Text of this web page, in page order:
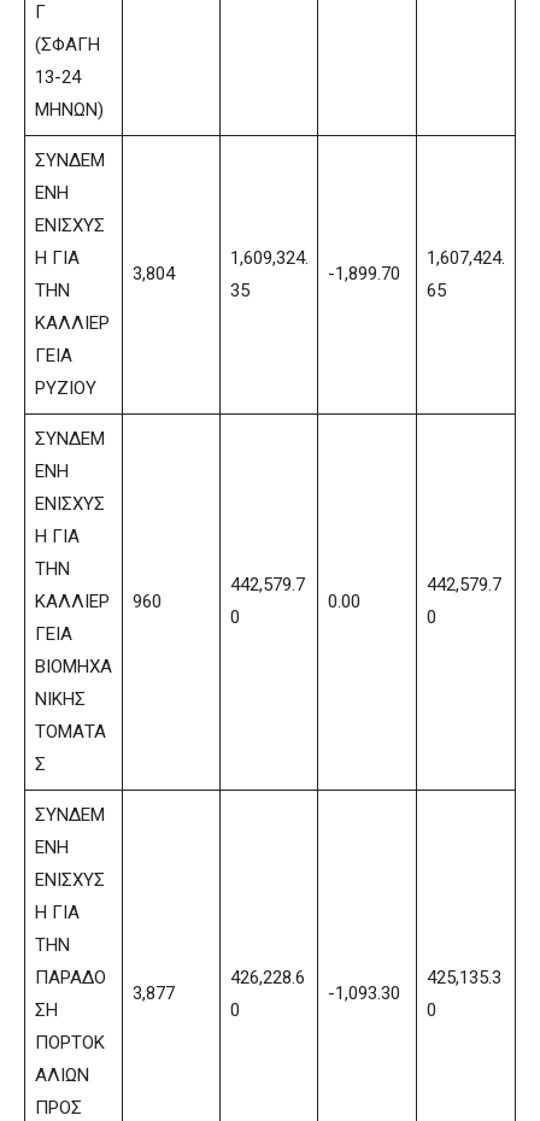
Γ
(ΣΦΑΓΗ
13-24
ΜΗΝΩΝ)
ΣΥΝΔΕΜ
ΕΝΗ
ΕΝΙΣΧΥΣ
Η ΓΙΑ
ΤΗΝ
ΚΑΛΛΙΕΡ
ΓΕΙΑ
ΡΥΖΙΟΥ
3,804
1,609,324.
35
-1,899.70
1,607,424.
65
ΣΥΝΔΕΜ
ΕΝΗ
ΕΝΙΣΧΥΣ
Η ΓΙΑ
ΤΗΝ
ΚΑΛΛΙΕΡ
ΓΕΙΑ
ΒΙΟΜΗΧΑ
ΝΙΚΗΣ
ΤΟΜΑΤΑ
Σ
960
442,579.7
0
0.00
442,579.7
0
ΣΥΝΔΕΜ
ΕΝΗ
ΕΝΙΣΧΥΣ
Η ΓΙΑ
ΤΗΝ
ΠΑΡΑΔΟ
ΣΗ
ΠΟΡΤΟΚ
ΑΛΙΩΝ
ΠΡΟΣ
3,877
426,228.6
0
-1,093.30
425,135.3
0